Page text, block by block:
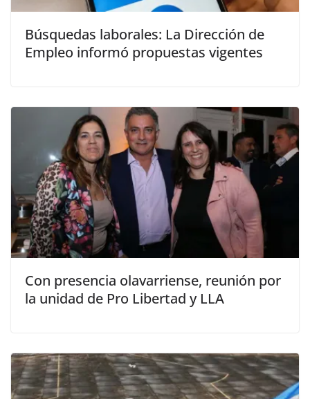
Búsquedas laborales: La Dirección de
Empleo informó propuestas vigentes
Con presencia olavarriense, reunión por
la unidad de Pro Libertad y LLA